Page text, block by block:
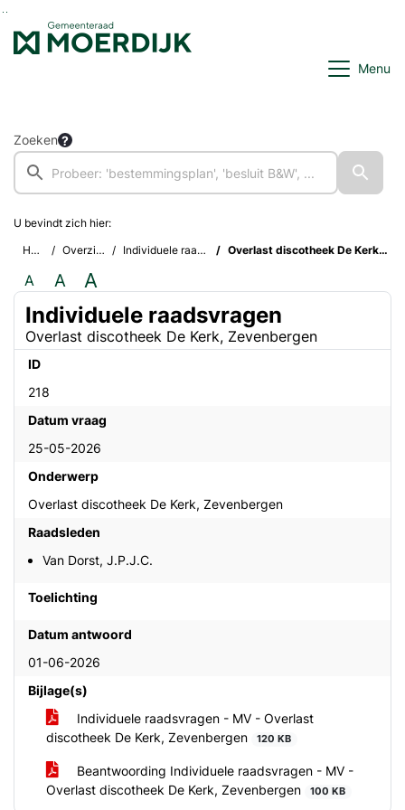
Ga naar de inhoud van deze pagina
Ga naar het zoeken
Ga naar het menu
Menu
Zoeken
U bevindt zich hier:
Home
Overzichten Individuele raadsvragen Overlast discotheek De Kerk, Zevenbergen
A A A
Individuele raadsvragen
Overlast discotheek De Kerk, Zevenbergen
ID
218
Datum vraag
25-05-2026
Onderwerp
Overlast discotheek De Kerk, Zevenbergen
Raadsleden
Van Dorst, J.P.J.C.
Toelichting
Datum antwoord
01-06-2026
Bijlage(s)
Individuele raadsvragen - MV - Overlast
discotheek De Kerk, Zevenbergen
120 KB
Beantwoording Individuele raadsvragen - MV -
Overlast discotheek De Kerk, Zevenbergen
100 KB